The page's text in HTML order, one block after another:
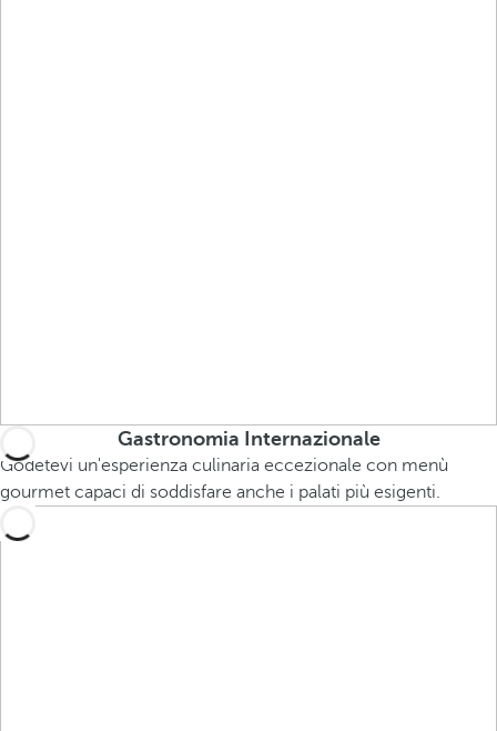
Gastronomia Internazionale
Godetevi un'esperienza culinaria eccezionale con menù
gourmet capaci di soddisfare anche i palati più esigenti.